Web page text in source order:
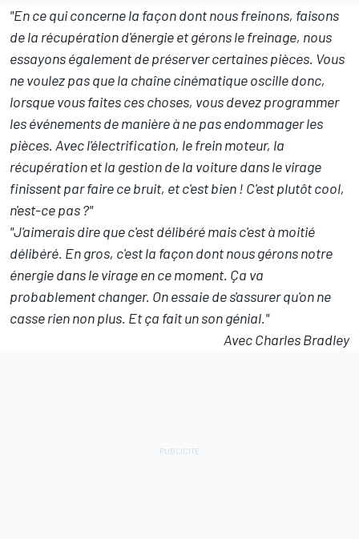
"En ce qui concerne la façon dont nous freinons, faisons
de la récupération d'énergie et gérons le freinage, nous
essayons également de préserver certaines pièces. Vous
ne voulez pas que la chaîne cinématique oscille donc,
lorsque vous faites ces choses, vous devez programmer
les événements de manière à ne pas endommager les
pièces. Avec l'électrification, le frein moteur, la
récupération et la gestion de la voiture dans le virage
finissent par faire ce bruit, et c'est bien ! C'est plutôt cool,
n'est-ce pas ?"
"J'aimerais dire que c'est délibéré mais c'est à moitié
délibéré. En gros, c'est la façon dont nous gérons notre
énergie dans le virage en ce moment. Ça va
probablement changer. On essaie de s'assurer qu'on ne
casse rien non plus. Et ça fait un son génial."
Avec Charles Bradley